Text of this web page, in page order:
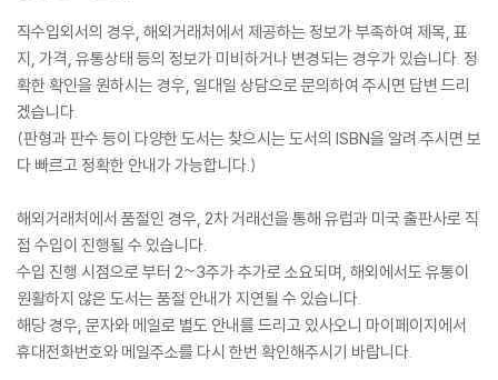
직수입외서의 경우, 해외거래처에서 제공하는 정보가 부족하여 제목, 표
지, 가격, 유통상태 등의 정보가 미비하거나 변경되는 경우가 있습니다. 정
확한 확인을 원하시는 경우, 일대일 상담으로 문의하여 주시면 답변 드리
겠습니다.
(판형과 판수 등이 다양한 도서는 찾으시는 도서의 ISBN을 알려 주시면 보
다 빠르고 정확한 안내가 가능합니다.)
해외거래처에서 품절인 경우, 2차 거래선을 통해 유럽과 미국 출판사로 직
접 수입이 진행될 수 있습니다.
수입 진행 시점으로 부터 2~3주가 추가로 소요되며, 해외에서도 유통이
원활하지 않은 도서는 품절 안내가 지연될 수 있습니다.
해당 경우, 문자와 메일로 별도 안내를 드리고 있사오니 마이페이지에서
휴대전화번호와 메일주소를 다시 한번 확인해주시기 바랍니다.